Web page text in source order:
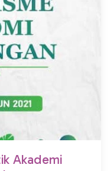
Akademi